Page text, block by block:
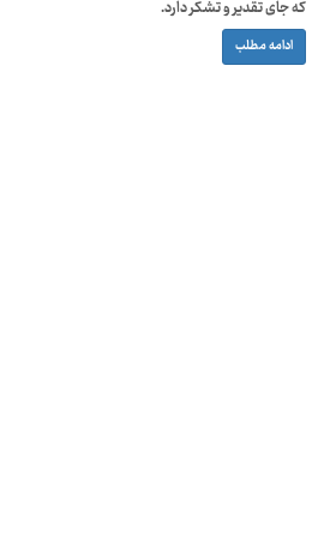
که جای تقدیر و تشکر دارد.
ادامه مطلب